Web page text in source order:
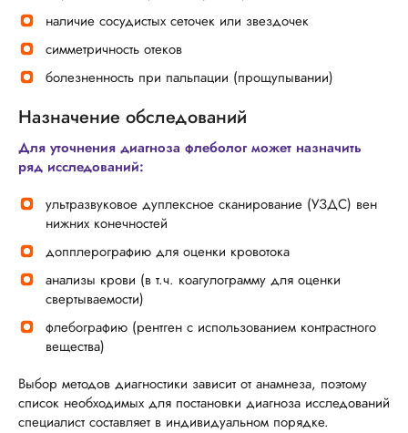
наличие сосудистых сеточек или звездочек
симметричность отеков
болезненность при пальпации (прощупывании)
Назначение обследований
Для уточнения диагноза флеболог может назначить
ряд исследований:
ультразвуковое дуплексное сканирование (УЗДС) вен
нижних конечностей
допплерографию для оценки кровотока
анализы крови (в т.ч. коагулограмму для оценки
свертываемости)
флебографию (рентген с использованием контрастного
вещества)
Выбор методов диагностики зависит от анамнеза, поэтому
список необходимых для постановки диагноза исследований
специалист составляет в индивидуальном порядке.